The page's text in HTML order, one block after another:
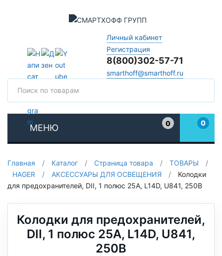
Личный кабинет
Регистрация
8(800)302-57-71
smarthoff@smarthoff.ru
МЕНЮ
0
0
Главная / Каталог / Страница товара / ТОВАРЫ
/
HAGER
/ АКСЕССУАРЫ ДЛЯ ОСВЕЩЕНИЯ /
Колодки
для предохранителей, DII, 1 полюс 25A, L14D, U841, 250В
Колодки для предохранителей,
DII, 1 полюс 25A, L14D, U841,
250В